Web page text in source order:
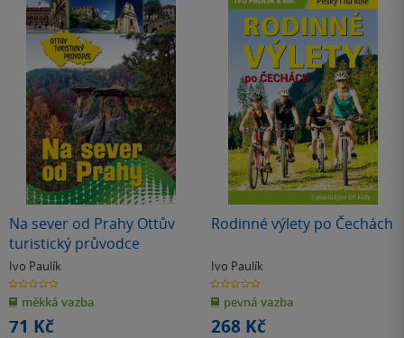
Na sever od Prahy Ottův
turistický průvodce
Ivo Paulík
0.0
z
5
hvězdiček
měkká vazba
71 Kč
Rodinné výlety po Čechách
Ivo Paulík
0.0
z
5
hvězdiček
pevná vazba
268 Kč